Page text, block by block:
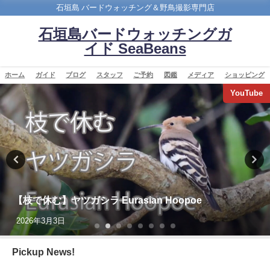
石垣島 バードウォッチング＆野鳥撮影専門店
石垣島バードウォッチングガ
イド SeaBeans
ホーム ガイド ブログ スタッフ ご予約 図鑑 メディア ショッピング
YouTube
【枝で休む】ヤツガシラ Eurasian Hoopoe
2026年3月3日
Pickup News!